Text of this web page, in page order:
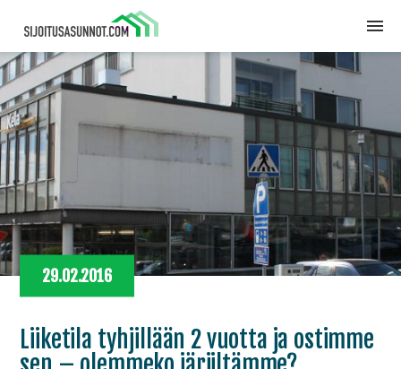
29.02.2016
Liiketila tyhjillään 2 vuotta ja ostimme